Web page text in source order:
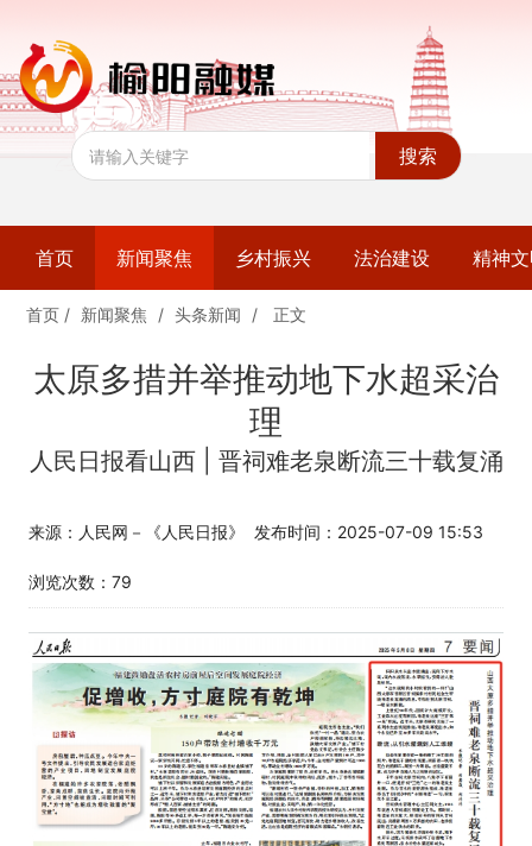
搜索
首页 新闻聚焦 乡村振兴 法治建设 精神
首页 / 新闻聚焦 / 头条新闻 / 正文
太原多措并举推动地下水超采治
理
人民日报看山西 | 晋祠难老泉断流三十载复涌
来源：人民网－《人民日报》 发布时间：2025-07-09 15:53
浏览次数： 79